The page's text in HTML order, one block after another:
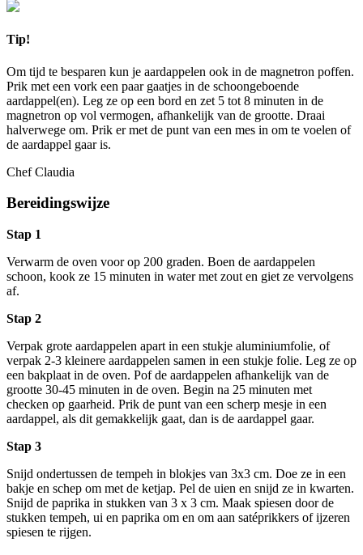
Tip!
Om tijd te besparen kun je aardappelen ook in de magnetron poffen.
Prik met een vork een paar gaatjes in de schoongeboende
aardappel(en). Leg ze op een bord en zet 5 tot 8 minuten in de
magnetron op vol vermogen, afhankelijk van de grootte. Draai
halverwege om. Prik er met de punt van een mes in om te voelen of
de aardappel gaar is.
Chef Claudia
Bereidingswijze
Stap 1
Verwarm de oven voor op 200 graden. Boen de aardappelen
schoon, kook ze 15 minuten in water met zout en giet ze vervolgens
af.
Stap 2
Verpak grote aardappelen apart in een stukje aluminiumfolie, of
verpak 2-3 kleinere aardappelen samen in een stukje folie. Leg ze op
een bakplaat in de oven. Pof de aardappelen afhankelijk van de
grootte 30-45 minuten in de oven. Begin na 25 minuten met
checken op gaarheid. Prik de punt van een scherp mesje in een
aardappel, als dit gemakkelijk gaat, dan is de aardappel gaar.
Stap 3
Snijd ondertussen de tempeh in blokjes van 3x3 cm. Doe ze in een
bakje en schep om met de ketjap. Pel de uien en snijd ze in kwarten.
Snijd de paprika in stukken van 3 x 3 cm. Maak spiesen door de
stukken tempeh, ui en paprika om en om aan satéprikkers of ijzeren
spiesen te rijgen.